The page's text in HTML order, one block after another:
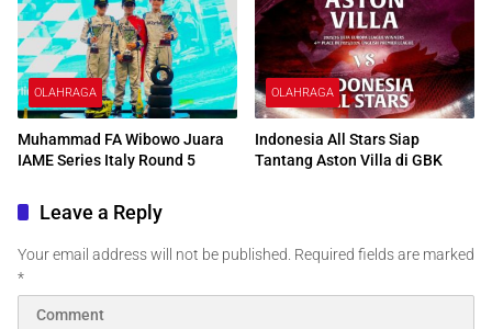
OLAHRAGA
Muhammad FA Wibowo Juara
IAME Series Italy Round 5
OLAHRAGA
Indonesia All Stars Siap
Tantang Aston Villa di GBK
Leave a Reply
Your email address will not be published. Required fields are marked
*